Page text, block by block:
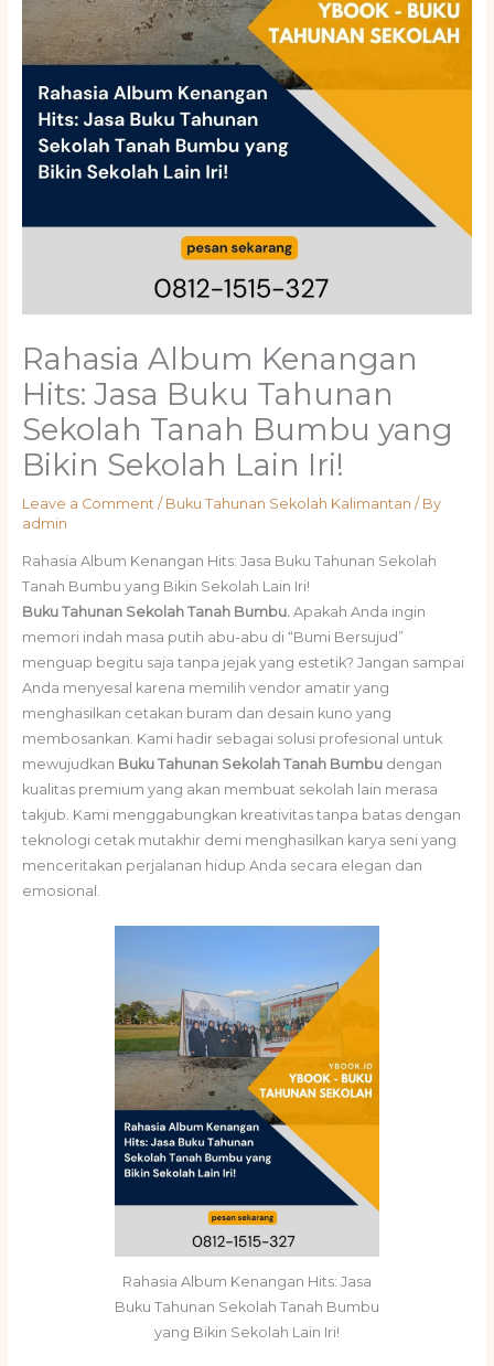
Rahasia Album Kenangan
Hits: Jasa Buku Tahunan
Sekolah Tanah Bumbu yang
Bikin Sekolah Lain Iri!
Leave a Comment / Buku Tahunan Sekolah Kalimantan / By
admin
Rahasia Album Kenangan Hits: Jasa Buku Tahunan Sekolah
Tanah Bumbu yang Bikin Sekolah Lain Iri!
Buku Tahunan Sekolah Tanah Bumbu. Apakah Anda ingin
memori indah masa putih abu-abu di “Bumi Bersujud”
menguap begitu saja tanpa jejak yang estetik? Jangan sampai
Anda menyesal karena memilih vendor amatir yang
menghasilkan cetakan buram dan desain kuno yang
membosankan. Kami hadir sebagai solusi profesional untuk
mewujudkan Buku Tahunan Sekolah Tanah Bumbudengan
kualitas premium yang akan membuat sekolah lain merasa
takjub. Kami menggabungkan kreativitas tanpa batas dengan
teknologi cetak mutakhir demi menghasilkan karya seni yang
menceritakan perjalanan hidup Anda secara elegan dan
emosional.
Rahasia Album Kenangan Hits: Jasa
Buku Tahunan Sekolah Tanah Bumbu
yang Bikin Sekolah Lain Iri!